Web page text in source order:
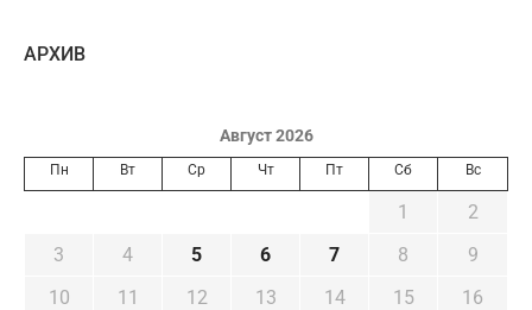
AРХИВ
Август 2026
Пн Вт Ср Чт Пт Сб Вс
1
2
3
4 5 6 7 8
9
10
11 12 13 14 15
16